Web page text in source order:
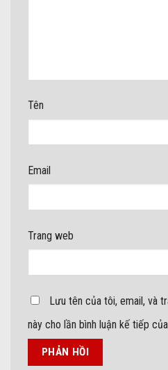
Tên
Email
Trang web
Lưu tên của tôi, email, và
này cho lần bình luận kế tiếp